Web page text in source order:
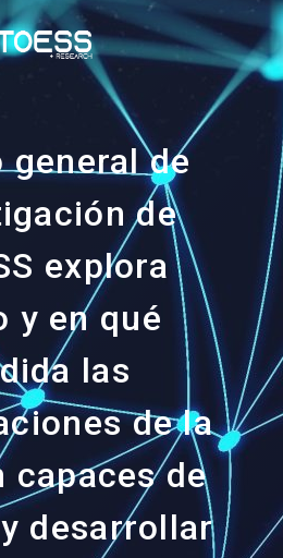
general de
de
explora
y en qué
las
de la
capaces de
desarrollar